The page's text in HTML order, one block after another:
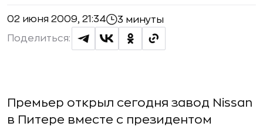
02 июня 2009, 21:34 3 минуты
Поделиться:
Премьер открыл сегодня завод Nissan
в Питере вместе с президентом